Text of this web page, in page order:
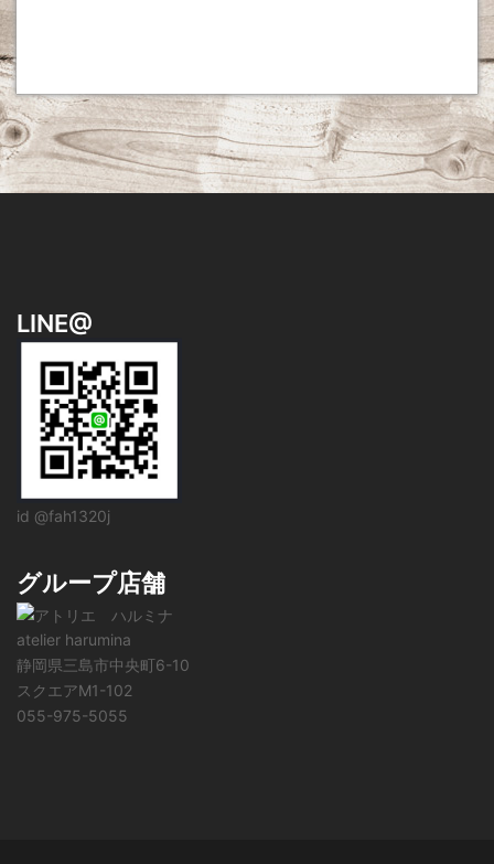
LINE@
id @fah1320j
グループ店舗
atelier harumina
静岡県三島市中央町6-10
スクエアM1-102
055-975-5055